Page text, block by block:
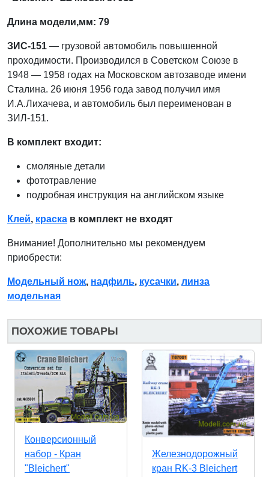
Длина модели,мм: 79
ЗИС-151 — грузовой автомобиль повышенной
проходимости. Производился в Советском Союзе в
1948 — 1958 годах на Московском автозаводе имени
Сталина. 26 июня 1956 года завод получил имя
И.А.Лихачева, и автомобиль был переименован в
ЗИЛ-151.
В комплект входит:
смоляные детали
фототравление
подробная инструкция на английском языке
Клей, краска в комплект не входят
Внимание! Дополнительно мы рекомендуем
приобрести:
Модельный нож, надфиль, кусачки, линза
модельная
ПОХОЖИЕ ТОВАРЫ
Конверсионный
набор - Кран
"Bleichert"
Железнодорожный
кран RK-3 Bleichert